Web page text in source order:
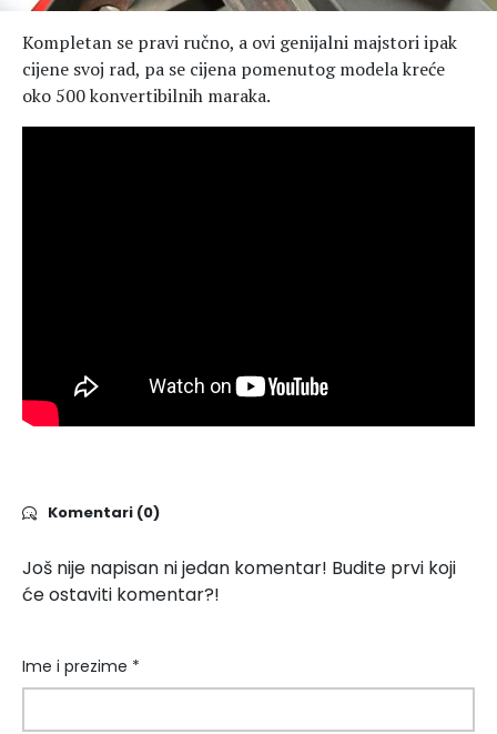
Kompletan se pravi ručno, a ovi genijalni majstori ipak
cijene svoj rad, pa se cijena pomenutog modela kreće
oko 500 konvertibilnih maraka.
Komentari (0)
Još nije napisan ni jedan komentar! Budite prvi koji
će ostaviti komentar?!
Ime i prezime *